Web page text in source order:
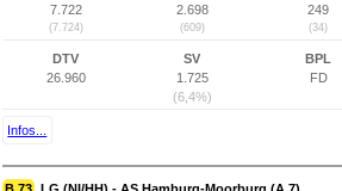
7.722
(7.724)
2.698
(609)
249
(34)
DTV
26.960
SV
1.725
(6,4%)
BPL
FD
Infos...